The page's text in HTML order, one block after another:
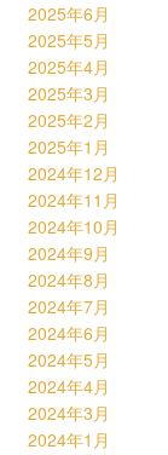
2025年6月
2025年5月
2025年4月
2025年3月
2025年2月
2025年1月
2024年12月
2024年11月
2024年10月
2024年9月
2024年8月
2024年7月
2024年6月
2024年5月
2024年4月
2024年3月
2024年1月